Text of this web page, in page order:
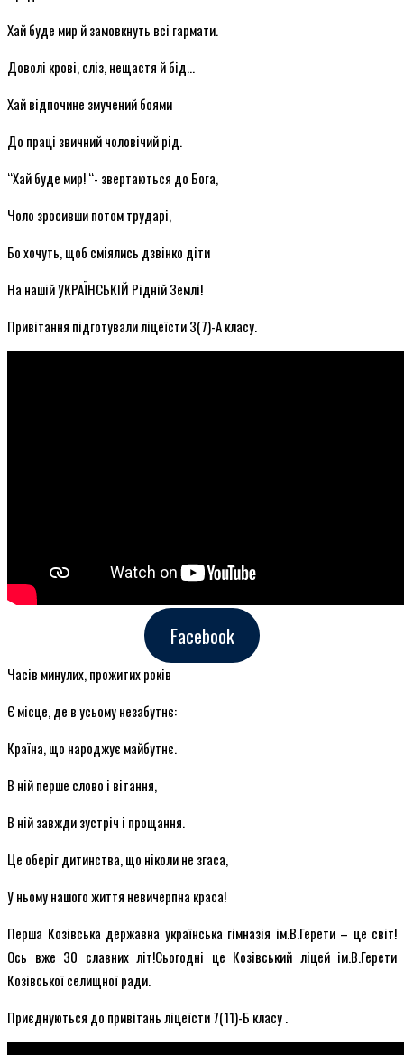
Хай буде мир й замовкнуть всі гармати.
Доволі крові, сліз, нещастя й бід…
Хай відпочине змучений боями
До праці звичний чоловічий рід.
“Хай буде мир! “- звертаються до Бога,
Чоло зросивши потом трударі,
Бо хочуть, щоб сміялись дзвінко діти
На нашій УКРАЇНСЬКІЙ Рідній Землі!
Привітання підготували ліцеїсти 3(7)-А класу.
Facebook
Часів минулих, прожитих років
Є місце, де в усьому незабутнє:
Країна, що народжує майбутнє.
В ній перше слово і вітання,
В ній завжди зустріч і прощання.
Це оберіг дитинства, що ніколи не згаса,
У ньому нашого життя невичерпна краса!
Перша Козівська державна українська гімназія ім.В.Герети – це світ!
Ось вже 30 славних літ!Сьогодні це Козівський ліцей ім.В.Герети
Козівської селищної ради.
Приєднуються до привітань ліцеїсти 7(11)-Б класу .